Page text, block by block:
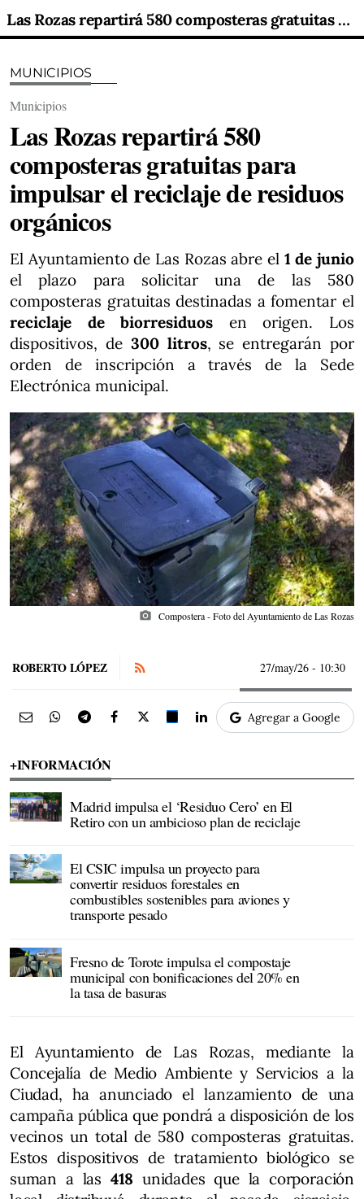
Las Rozas repartirá 580 composteras gratuitas para impulsar el reciclaje de residuos orgánicos
MUNICIPIOS
Municipios
Las Rozas repartirá 580
composteras gratuitas para
impulsar el reciclaje de residuos
orgánicos
El Ayuntamiento de Las Rozas abre el 1 de junio
el plazo para solicitar una de las 580
composteras gratuitas destinadas a fomentar el
reciclaje de biorresiduos en origen. Los
dispositivos, de300 litros, se entregarán por
orden de inscripción a través de la Sede
Electrónica municipal.
photo_camera Compostera - Foto del Ayuntamiento de Las Rozas
ROBERTO LÓPEZ 27/may/26 - 10:30
Agregar a Google
+INFORMACIÓN
Madrid impulsa el ‘Residuo Cero’ en El
Retiro con un ambicioso plan de reciclaje
El CSIC impulsa un proyecto para
convertir residuos forestales en
combustibles sostenibles para aviones y
transporte pesado
Fresno de Torote impulsa el compostaje
municipal con bonificaciones del 20% en
la tasa de basuras
El Ayuntamiento de Las Rozas, mediante la
Concejalía de Medio Ambiente y Servicios a la
Ciudad, ha anunciado el lanzamiento de una
campaña pública que pondrá a disposición de los
vecinos un total de 580 composteras gratuitas.
Estos dispositivos de tratamiento biológico se
suman a las 418 unidades que la corporación